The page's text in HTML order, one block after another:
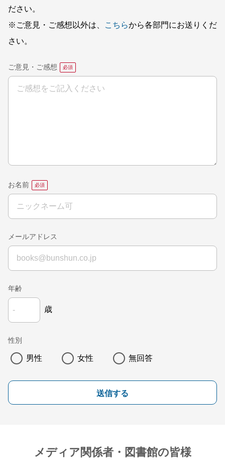
ださい。
※ご意見・ご感想以外は、
こちらから各部門にお送りくだ
さい。
ご意見・ご感想
お名前
メールアドレス
年齢
歳
性別
男性 女性 無回答
送信する
メディア関係者・図書館の皆様